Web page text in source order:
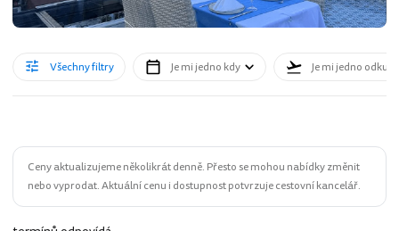
Všechny filtry Je mi jedno kdy Je mi jedno odkud
Ceny aktualizujeme několikrát denně. Přesto se mohou nabídky změnit
nebo vyprodat. Aktuální cenu i dostupnost potvrzuje cestovní kancelář.